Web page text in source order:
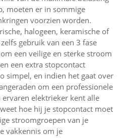
moeten er in sommige
voorzien worden.
halogeen, keramische of
gebruik van een 3 fase
een veilige en sterke stroom
een extra stopcontact
simpel, en indien het gaat over
om een professionele
ervaren elektrieker kent alle
hoe hij je stopcontact moet
stroomgroepen van je
vakkennis om je